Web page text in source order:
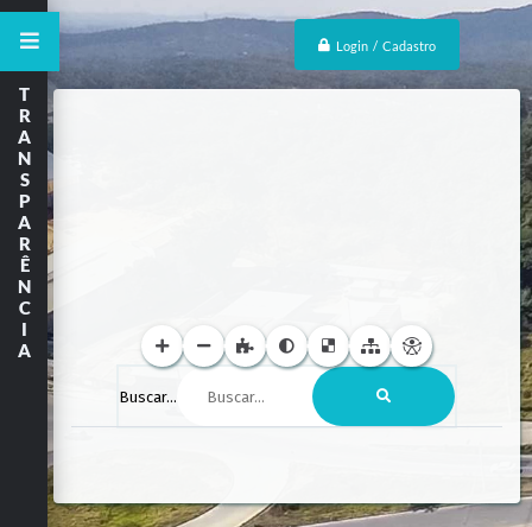
Login / Cadastro
Buscar...
T
R
A
N
S
P
A
R
Ê
N
C
I
A